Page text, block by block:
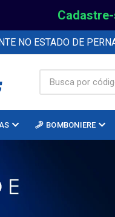
NO ESTADO DE
BOMBONIERE